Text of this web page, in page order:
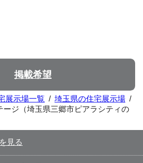
掲載希望
展示場一覧 / 埼玉県の住宅展示場 /
ージ（埼玉県三郷市ピアラシティの
見る